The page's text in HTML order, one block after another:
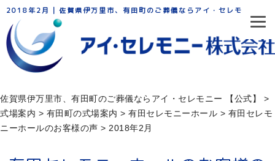
2018年2月 | 佐賀県伊万里市、有田町のご葬儀ならアイ・セレモニー
佐賀県伊万里市、有田町のご葬儀ならアイ・セレモニー 【公式】
>
式場案内 > 有田町の式場案内 > 有田セレモニーホール > 有田セレモ
ニーホールのお客様の声 > 2018年2月